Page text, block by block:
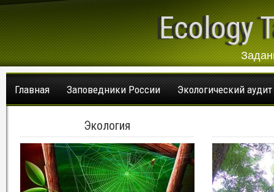
Ecology
Главная Заповедники России Экологический аудит
Экология